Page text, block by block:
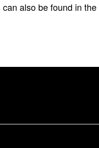
also be found in the